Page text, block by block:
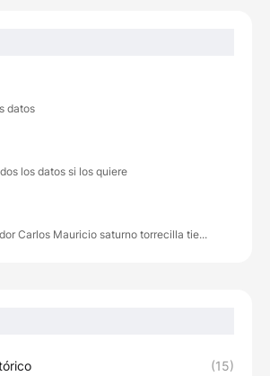
datos
los datos si los quiere
Carlos Mauricio saturno torrecilla tie...
(15)